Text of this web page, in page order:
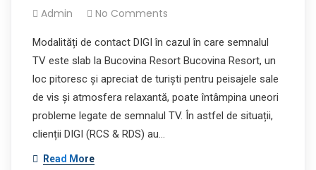
Admin No Comments
Modalități de contact DIGI în cazul în care semnalul
TV este slab la Bucovina Resort Bucovina Resort, un
loc pitoresc și apreciat de turiști pentru peisajele sale
de vis și atmosfera relaxantă, poate întâmpina uneori
probleme legate de semnalul TV. În astfel de situații,
clienții DIGI (RCS & RDS) au…
Read More